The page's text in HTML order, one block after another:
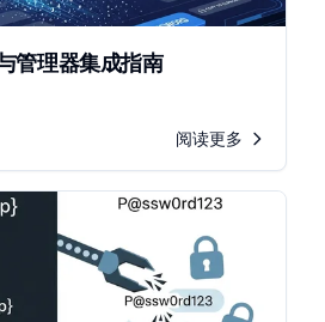
管理器集成指南
阅读更多